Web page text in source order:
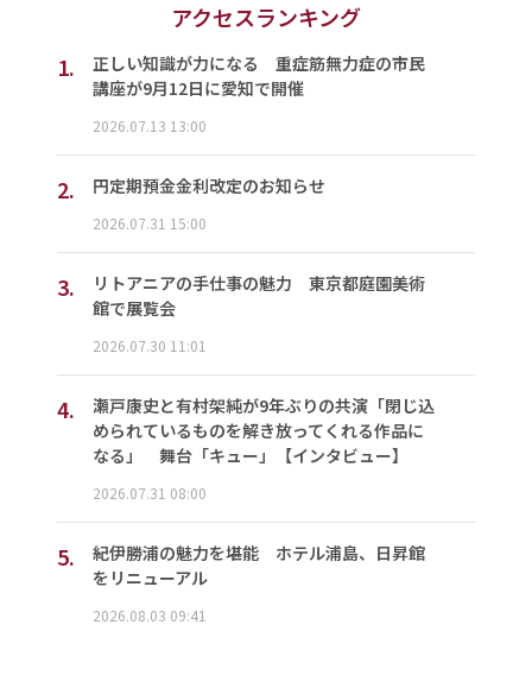
アクセスランキング
1.
正しい知識が力になる 重症筋無力症の市民
講座が9月12日に愛知で開催
2026.07.13 13:00
2. 円定期預金金利改定のお知らせ
2026.07.31 15:00
3.
リトアニアの手仕事の魅力 東京都庭園美術
館で展覧会
2026.07.30 11:01
4.
瀬戸康史と有村架純が9年ぶりの共演「閉じ込
められているものを解き放ってくれる作品に
なる」 舞台「キュー」【インタビュー】
2026.07.31 08:00
5.
紀伊勝浦の魅力を堪能 ホテル浦島、日昇館
をリニューアル
2026.08.03 09:41